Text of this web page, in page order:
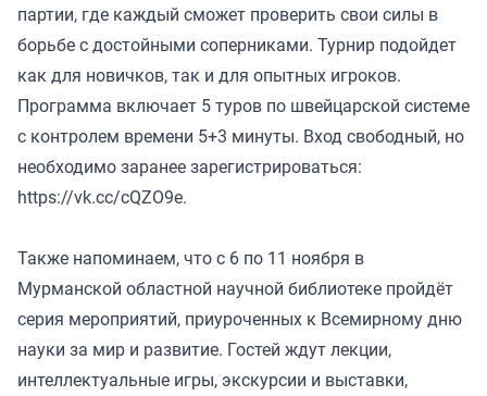
партии, где каждый сможет проверить свои силы в
борьбе с достойными соперниками. Турнир подойдет
как для новичков, так и для опытных игроков.
Программа включает 5 туров по швейцарской системе
с контролем времени 5+3 минуты. Вход свободный, но
необходимо заранее зарегистрироваться:
https://vk.cc/cQZO9e.
Также напоминаем, что с 6 по 11 ноября в
Мурманской областной научной библиотеке пройдёт
серия мероприятий, приуроченных к Всемирному дню
науки за мир и развитие. Гостей ждут лекции,
интеллектуальные игры, экскурсии и выставки,